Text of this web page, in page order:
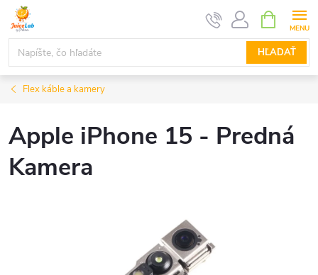
Prejsť
obsah
HĽADAŤ
KOŠÍK
Flex káble a kamery
Apple iPhone 15 - Predná
Kamera